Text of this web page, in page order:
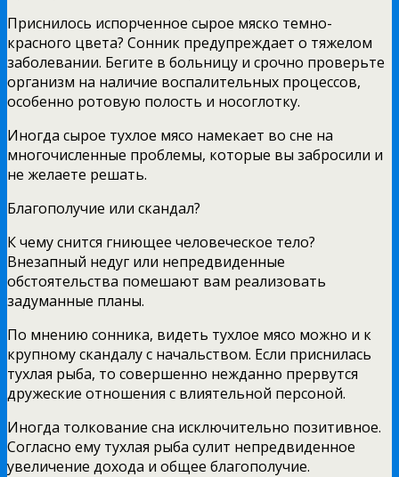
Приснилось испорченное сырое мяско темно-
красного цвета? Сонник предупреждает о тяжелом
заболевании. Бегите в больницу и срочно проверьте
организм на наличие воспалительных процессов,
особенно ротовую полость и носоглотку.
Иногда сырое тухлое мясо намекает во сне на
многочисленные проблемы, которые вы забросили и
не желаете решать.
Благополучие или скандал?
К чему снится гниющее человеческое тело?
Внезапный недуг или непредвиденные
обстоятельства помешают вам реализовать
задуманные планы.
По мнению сонника, видеть тухлое мясо можно и к
крупному скандалу с начальством. Если приснилась
тухлая рыба, то совершенно нежданно прервутся
дружеские отношения с влиятельной персоной.
Иногда толкование сна исключительно позитивное.
Согласно ему тухлая рыба сулит непредвиденное
увеличение дохода и общее благополучие.